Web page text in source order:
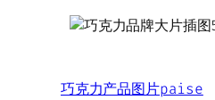
巧克力产品图片paise